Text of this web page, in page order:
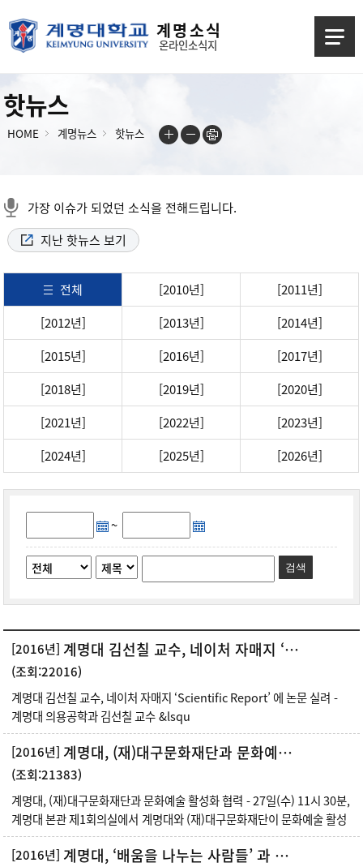
계 명 소 식
온라인소식지
핫뉴스
HOME 계명뉴스 핫뉴스
가장 이슈가 되었던 소식을 전해드립니다.
지난 핫뉴스 보기
전체 [2010년]
[2011년]
[2012년]
[2013년]
[2014년]
[2015년]
[2016년]
[2017년]
[2018년]
[2019년]
[2020년]
[2021년]
[2022년]
[2023년]
[2024년]
[2025년] [2026년]
~
검색
[2016년] 계명대 김선칠 교수, 네이처 자매지 ‘Scientific Report’ 에 논문 실려
(조회:22016)
계명대 김선칠 교수, 네이처 자매지 ‘Scientific Report’ 에 논문 실려 -
계명대 의용공학과 김선칠 교수 &lsqu
[2016년] 계명대, (재)대구문화재단과 문화예술 활성화 협력
(조회:21383)
계명대, (재)대구문화재단과 문화예술 활성화 협력 - 27일(수) 11시 30분,
계명대 본관 제1회의실에서 계명대와 (재)대구문화재단이 문화예술 활성
[2016년] 계명대, ‘배움을 나누는 사람들’ 과 업무협약식 가져